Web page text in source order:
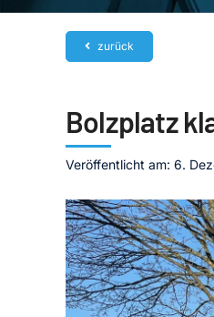
zurück
Bolzplatz
Veröffentlicht am: 6.